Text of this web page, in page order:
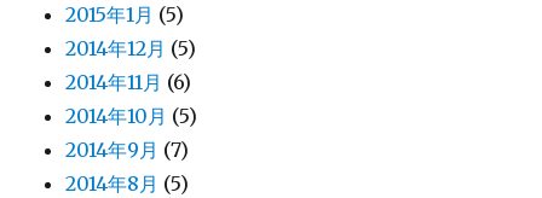
2015年1月 (5)
2014年12月 (5)
2014年11月 (6)
2014年10月 (5)
2014年9月 (7)
2014年8月 (5)